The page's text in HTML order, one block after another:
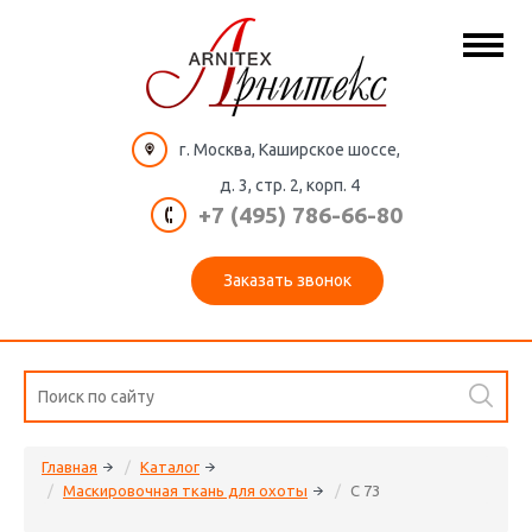
г. Москва, Каширское шоссе,
д. 3, стр. 2, корп. 4
+7 (495) 786-66-80
Заказать звонок
Главная
Каталог
Маскировочная ткань для охоты
C 73